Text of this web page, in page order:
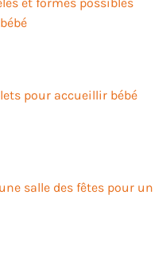
pour accueillir bébé
salle des fêtes pour un